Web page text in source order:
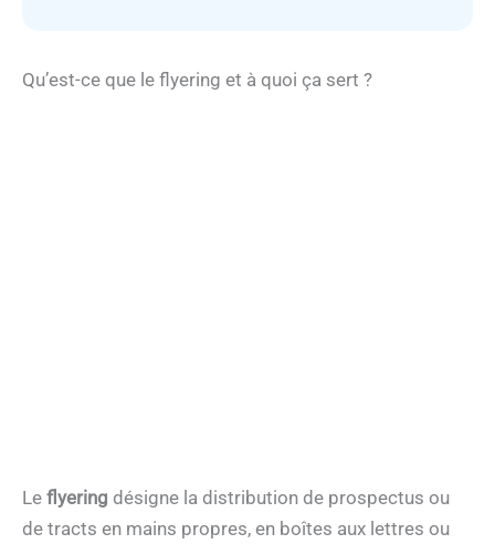
Qu’est-ce que le flyering et à quoi ça sert ?
Le flyering désigne la distribution de prospectus ou
de tracts en mains propres, en boîtes aux lettres ou